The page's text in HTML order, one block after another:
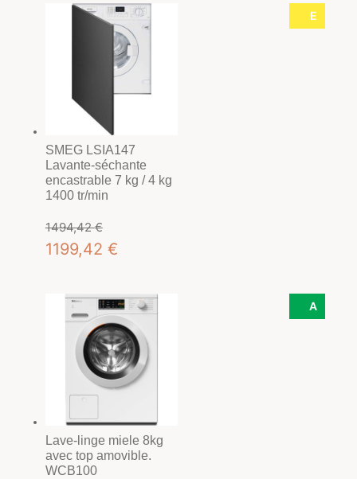
E
SMEG LSIA147
Lavante-séchante
encastrable 7 kg / 4 kg
1400 tr/min
1494,42€
Le
était :
1494,42 €.
1199,42 €Le
actuel
est :
1199,42 €.
A
Lave-linge miele 8kg
avec top amovible.
WCB100